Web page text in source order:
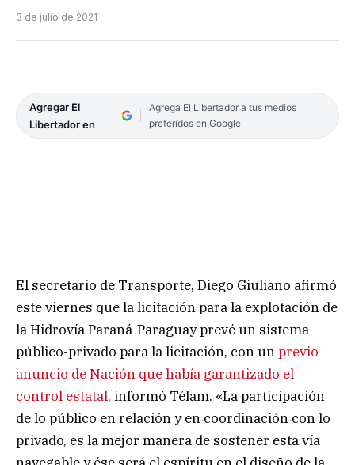
3 de julio de 2021
Agregar El
Libertador en
Agrega El Libertador a tus medios
preferidos en Google
El secretario de Transporte, Diego Giuliano afirmó
este viernes que la licitación para la explotación de
la Hidrovía Paraná-Paraguay prevé un sistema
público-privado para la licitación, con unprevio
anuncio de Nación que había garantizado el
control estatal, informó Télam. «La participación
de lo público en relación y en coordinación con lo
privado, es la mejor manera de sostener esta vía